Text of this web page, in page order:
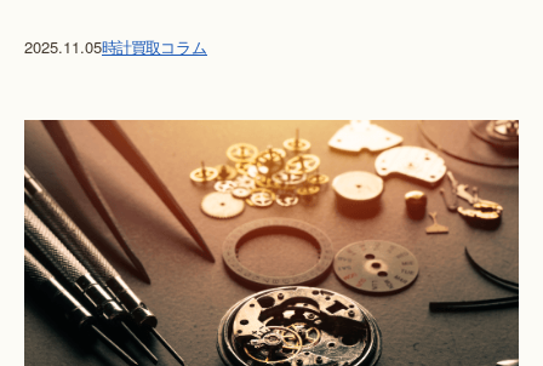
2025.11.05時計買取コラム